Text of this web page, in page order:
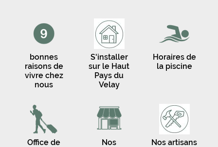
bonnes
raisons de
vivre chez
nous
S'installer
sur le Haut
Pays du
Velay
Horaires de
la piscine
Office de
Nos
Nos artisans